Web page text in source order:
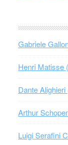
Gabriele
Henri Matisse
Dante
Arthur
Luigi Serafini